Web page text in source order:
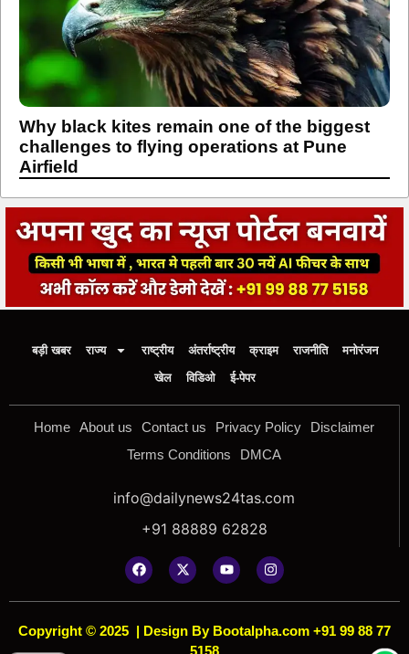
Why black kites remain one of the biggest
challenges to flying operations at Pune
Airfield
बड़ी खबर राज्य राष्ट्रीय अंतर्राष्ट्रीय क्राइम राजनीति
मनोरंजन
खेल
विडिओ ई-पेपर
Home About us Contact us Privacy Policy
Disclaimer
Terms Conditions
DMCA
info@dailynews24tas.com
+91 88889 62828
Copyright © 2025 | Design By Bootalpha.com +91 99 88 77
5158